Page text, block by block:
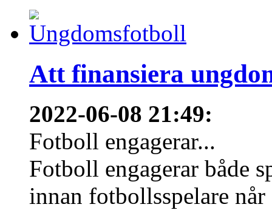
Att finansiera
2022-06-08 21:49:
Fotboll engagerar...
Fotboll engagerar både
innan fotbollsspelare